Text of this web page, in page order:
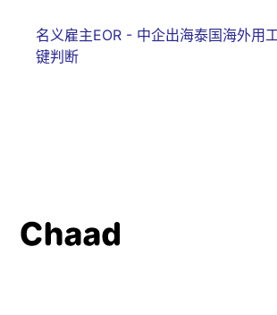
名义雇主EOR - 中企出海泰国海外用
键判断